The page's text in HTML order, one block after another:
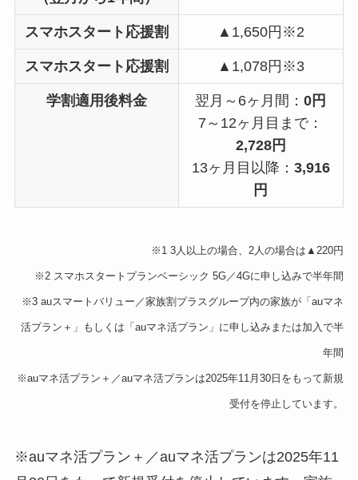
スマホスタート応援割 ▲1,650円※2
スマホスタート応援割 ▲1,078円※3
学割適用後料金 翌月～6ヶ月間：0円
7～12ヶ月目まで：
2,728円
13ヶ月目以降： 3,916
円
※1 3人以上の場合、2人の場合は▲220円
※2 スマホスタートプランベーシック 5G／4Gに申し込みで半年間
※3 auスマートバリュー／家族割プラスグループ内の家族が「auマネ
活プラン＋」もしくは「auマネ活プラン」に申し込みまたは加入で半
年間
※auマネ活プラン＋／auマネ活プランは2025年11月30日をもって新規
受付を停止しています。
※auマネ活プラン＋／auマネ活プランは2025年11